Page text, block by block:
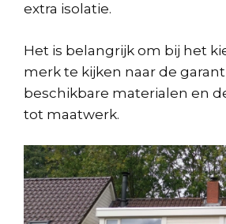
extra isolatie.
Het is belangrijk om bij het
merk te kijken naar de
beschikbare materialen en
tot maatwerk.